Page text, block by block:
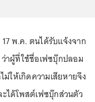
พ.ค. ตนได้รับแจ้งจาก
าผู้ที่ใช้ชื่อเฟซบุ๊กปลอม
ม่ให้เกิดความเสียหายจึง
ได้โพสต์เฟซบุ๊กส่วนตัว